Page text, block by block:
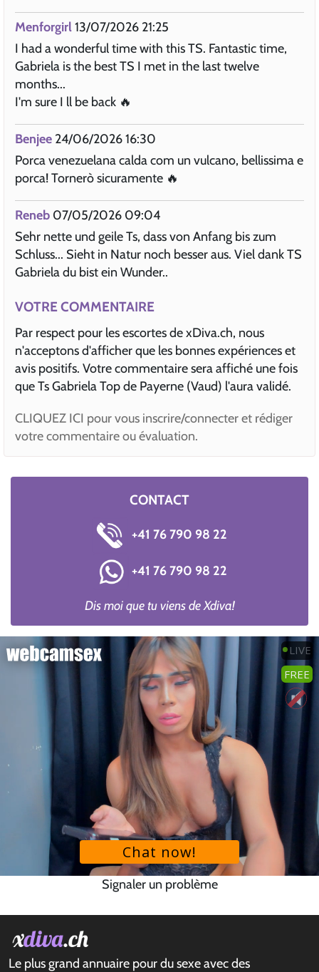
Menforgirl13/07/2026 21:25
I had a wonderful time with this TS. Fantastic time,
Gabriela is the best TS I met in the last twelve
months...
I'm sure I ll be back 🔥
Benjee 24/06/2026 16:30
Porca venezuelana calda com un vulcano, bellissima e
porca! Tornerò sicuramente 🔥
Reneb 07/05/2026 09:04
Sehr nette und geile Ts, dass von Anfang bis zum
Schluss... Sieht in Natur noch besser aus. Viel dank TS
Gabriela du bist ein Wunder..
VOTRE COMMENTAIRE
Par respect pour les escortes de xDiva.ch, nous
n'acceptons d'afficher que les bonnes expériences et
avis positifs. Votre commentaire sera affiché une fois
que Ts Gabriela Top de Payerne (Vaud) l'aura validé.
CLIQUEZ ICI pour vous inscrire/connecter et rédiger
votre commentaire ou évaluation.
CONTACT
+41 76 790 98 22
+41 76 790 98 22
Dis moi que tu viens de Xdiva!
Signaler un problème
Le plus grand annuaire pour du sexe avec des